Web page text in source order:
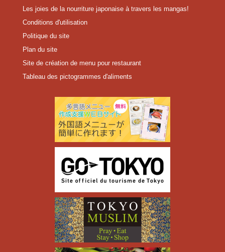
Les joies de la nourriture japonaise à travers les mangas!
Conditions d'utilisation
Politique du site
Plan du site
Site de création de menu pour restaurant
Tableau des pictogrammes d'aliments